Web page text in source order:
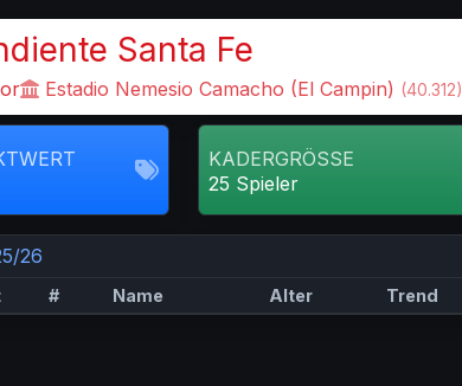
Santa Fe
Estadio Nemesio Camacho (El Campin) (40.312)
KADERGRÖSSE
25 Spieler
26
# Name Alter Trend